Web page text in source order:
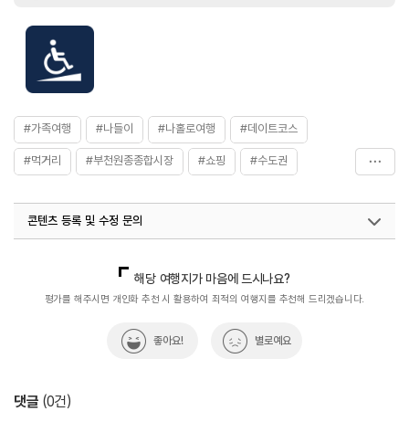
#가족여행 #나들이 #나홀로여행 #데이트코스
#먹거리 #부천원종종합시장 #쇼핑 #수도권
#전통시장투어 #체험학습
콘텐츠 등록 및 수정 문의
열린관광콘텐츠팀(열린관광-모두의여행)
033-738-3425
해당 여행지가 마음에 드시나요?
평가를 해주시면 개인화 추천 시 활용하여 최적의 여행지를 추천해 드리겠습니다.
좋아요! 별로예요
댓글 (0건)